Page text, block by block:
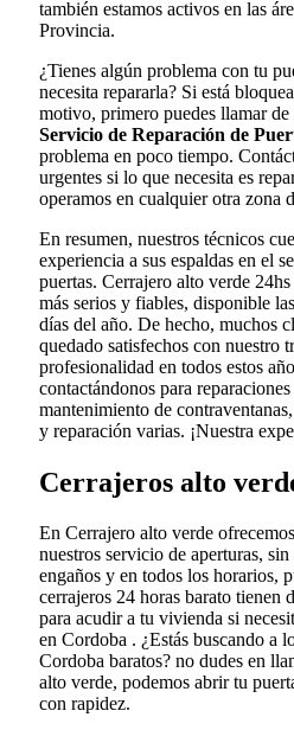
también estamos activos en las
Provincia.
¿Tienes algún problema con tu
necesita repararla? Si está
motivo, primero puedes llamar
Servicio de Reparación de
problema en poco tiempo.
urgentes si lo que necesita es
operamos en cualquier otra zona
En resumen, nuestros técnicos
experiencia a sus espaldas en el
puertas. Cerrajero alto verde
más serios y fiables, disponible
días del año. De hecho, muchos
quedado satisfechos con nuestro
profesionalidad en todos estos
contactándonos para
mantenimiento de
y reparación varias. ¡Nuestra
Cerrajeros alto
En Cerrajero alto verde ofrecemos
nuestros servicio de aperturas,
engaños y en todos los horarios,
cerrajeros 24 horas barato tienen
para acudir a tu vivienda si
en Cordoba . ¿Estás buscando a
Cordoba baratos? no dudes en
alto verde, podemos abrir tu
con rapidez.